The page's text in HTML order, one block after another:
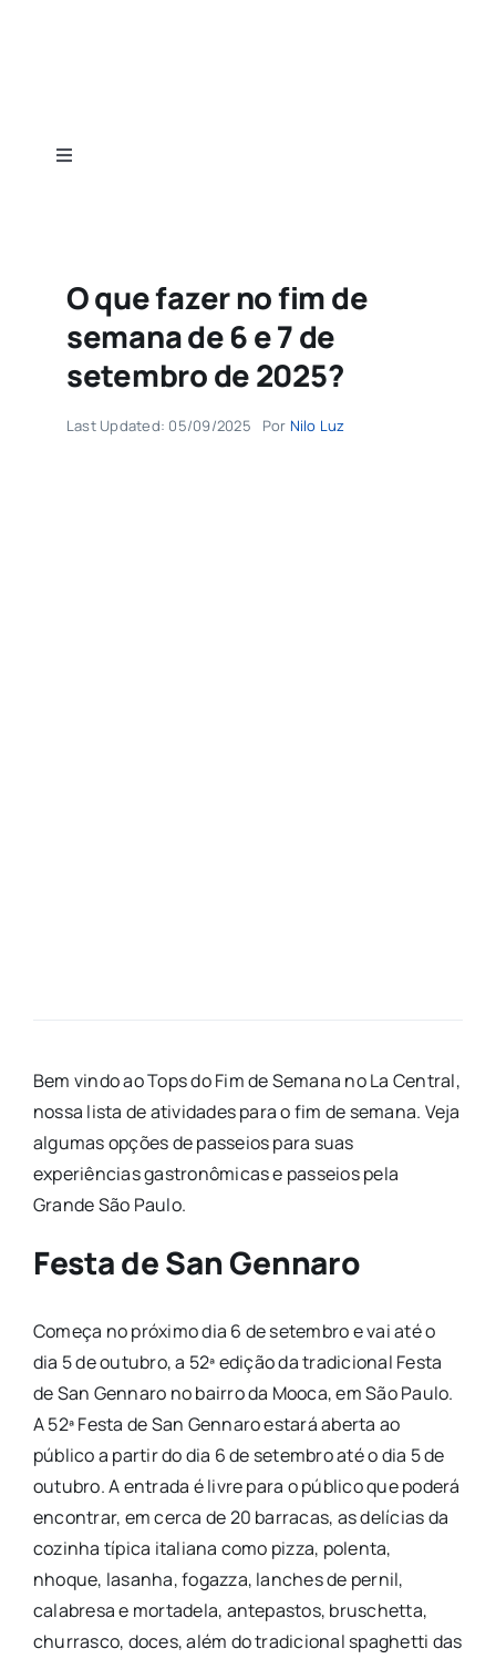
Toggle
Categorias
Sobre
O que fazer no fim de
semana de 6 e 7 de
setembro de 2025?
Last Updated: 05/09/2025 Por Nilo Luz
Bem vindo ao Tops do Fim de Semana no La Central,
nossa lista de atividades para o fim de semana. Veja
algumas opções de passeios para suas
experiências gastronômicas e passeios pela
Grande São Paulo.
Festa de San Gennaro
Começa no próximo dia 6 de setembro e vai até o
dia 5 de outubro, a 52ª edição da tradicional Festa
de San Gennaro no bairro da Mooca, em São Paulo.
A 52ª Festa de San Gennaro estará aberta ao
público a partir do dia 6 de setembro até o dia 5 de
outubro. A entrada é livre para o público que poderá
encontrar, em cerca de 20 barracas, as delícias da
cozinha típica italiana como pizza, polenta,
nhoque, lasanha, fogazza, lanches de pernil,
calabresa e mortadela, antepastos, bruschetta,
churrasco, doces, além do tradicional spaghetti das